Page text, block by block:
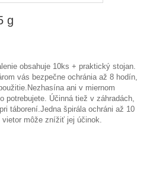
g
obsahuje 10ks + praktický stojan.
vás bezpečne ochránia až 8 hodín,
ani v miernom
potrebujete. Účinná tiež v záhradách,
táborení.Jedna špirála ochráni až 10
môže znížiť jej účinok.